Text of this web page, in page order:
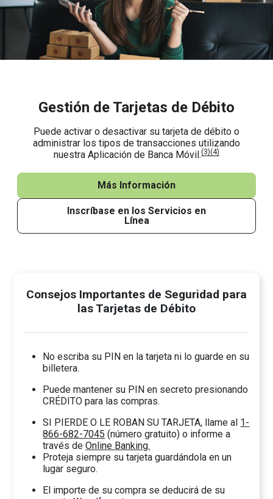
Gestión de Tarjetas de Débito
Puede activar o desactivar su tarjeta de débito o
administrar los tipos de transacciones utilizando
nuestra Aplicación de Banca Móvil.(3)(4)
Más Información
Inscríbase en los Servicios en
Línea
Consejos Importantes de Seguridad para
las Tarjetas de Débito
No escriba su PIN en la tarjeta ni lo guarde en su
billetera.
Puede mantener su PIN en secreto presionando
CRÉDITO para las compras.
SI PIERDE O LE ROBAN SU TARJETA, llame al 1-
866-682-7045 (número gratuito) o informe a
través deOnline Banking.
Proteja siempre su tarjeta guardándola en un
lugar seguro.
El importe de su compra se deducirá de su